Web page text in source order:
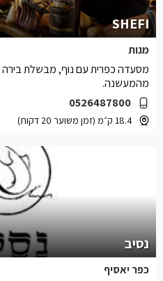
SHEFI
מנות
0526487800
18.4 ק״מ (זמן משוער 20 דקות)
מסעדה כפרית עם נוף, מבשלת בירה
מהמעשנה.
נסיב
כפר יאסיף